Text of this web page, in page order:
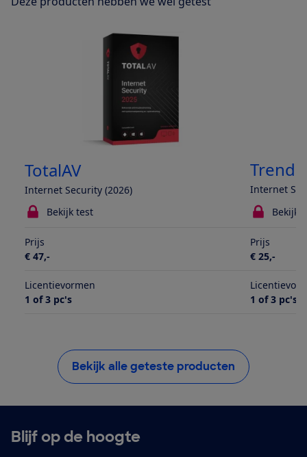
TotalAV
Internet Security (2026)
Trend
Internet
Bekijk test
Bekijk
Prijs
€ 47,-
Prijs
€ 25,-
Licentievormen
1 of 3 pc's
1 of 3 pc's
Bekijk alle geteste producten
Blijf op de hoogte